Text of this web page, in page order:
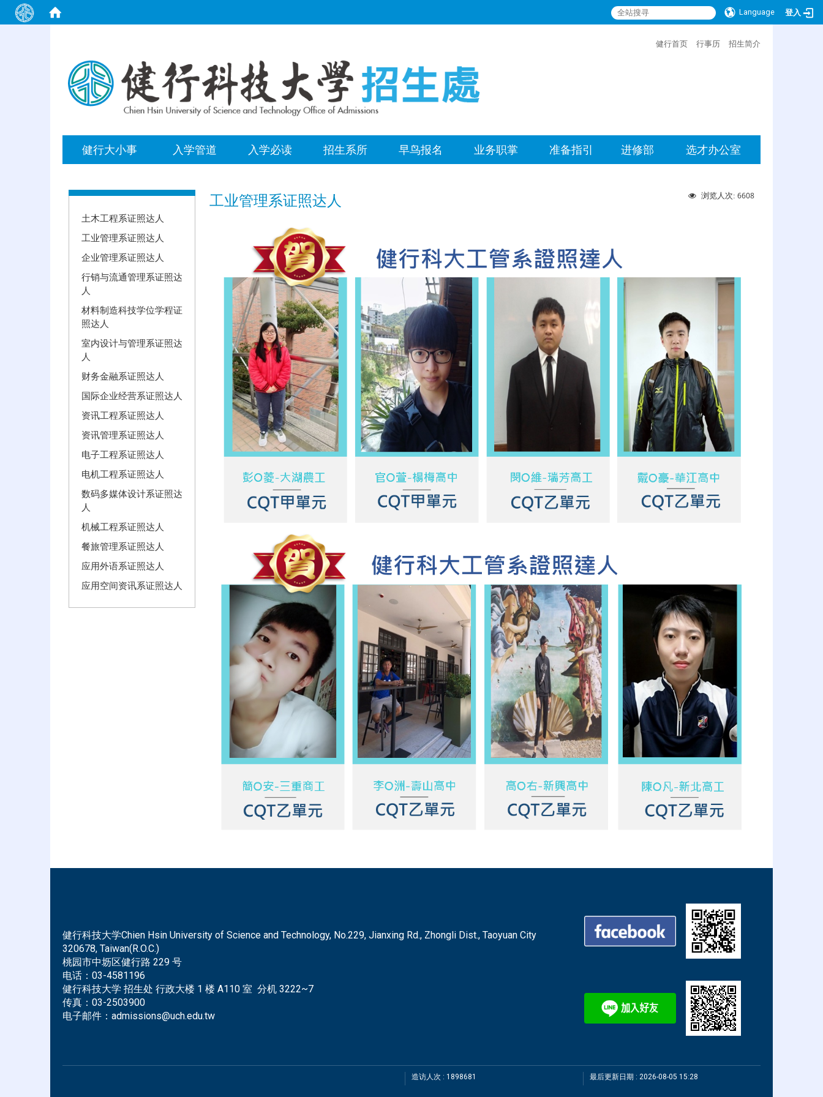
Language 登入
健行首页 行事历 招生简介
健行大小事 入学管道 入学必读 招生系所 早鸟报名 业务职掌 准备指引 进修部 选才办公室
土木工程系证照达人
工业管理系证照达人
企业管理系证照达人
行销与流通管理系证照达
人
材料制造科技学位学程证
照达人
室内设计与管理系证照达
人
财务金融系证照达人
国际企业经营系证照达人
资讯工程系证照达人
资讯管理系证照达人
电子工程系证照达人
电机工程系证照达人
数码多媒体设计系证照达
人
机械工程系证照达人
餐旅管理系证照达人
应用外语系证照达人
应用空间资讯系证照达人
浏览人次: 6608
工业管理系证照达人
健行科技大学Chien Hsin University of Science and Technology, No.229, Jianxing Rd., Zhongli Dist., Taoyuan City
320678, Taiwan(R.O.C.)
桃园市中坜区健行路 229 号
电话： 03-4581196
健行科技大学 招生处 行政大楼 1 楼 A110 室 分机 3222~7
传真： 03-2503900
电子邮件： admissions@uch.edu.tw
造访人次 : 1898681 最后更新日期 : 2026-08-05 15:28